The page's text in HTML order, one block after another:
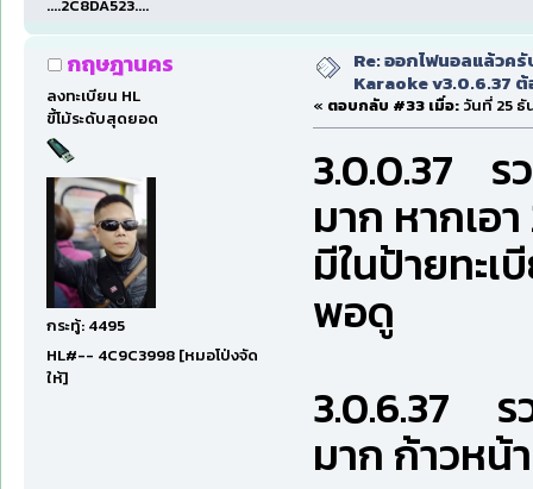
....2C8DA523....
กฤษฎานคร
ลงทะเบียน HL
ขี้โม้ระดับสุดยอด
กระทู้: 4495
HL#-- 4C9C3998 [หมอโป่งจัด
ให้]
Re: ออกไฟนอลแล้วค
Karaoke v3.0.6.37
« ตอบกลับ #33 เมื่อ: วันที่ 25 ธั
3.0.0.37 ร
มาก หากเอ
มีในป้ายทะเ
พอดู
3.0.6.37 ร
มาก ก้าวหน้